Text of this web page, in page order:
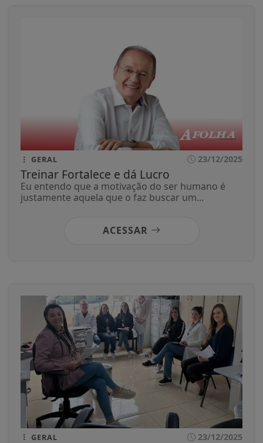
GERAL 23/12/2025
Treinar Fortalece e dá Lucro
Eu entendo que a motivação do ser humano é
justamente aquela que o faz buscar um...
ACESSAR
GERAL 23/12/2025